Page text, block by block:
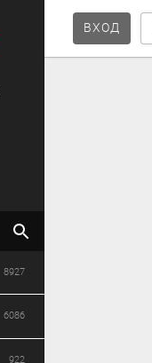
ВХОД
8927
6086
922